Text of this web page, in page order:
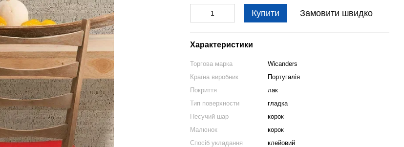
Купити Замовити швидко
Характеристики
Торгова марка
Wicanders
Країна виробник
Португалія
Покриття
лак
Тип поверхности
гладка
Несучий шар
корок
Малюнок
корок
Спосіб укладання
клейовий